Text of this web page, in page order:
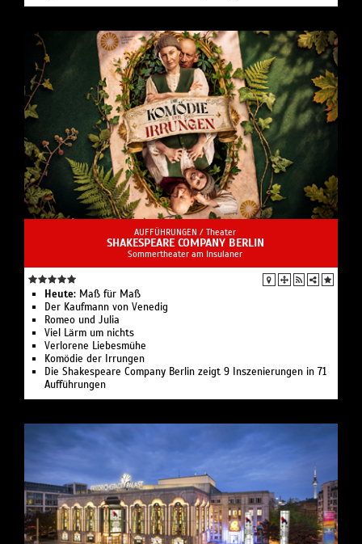
AUFFÜHRUNGEN / Theater
SHAKESPEARE COMPANY BERLIN
Sommertheater am Insulaner
Heute: Maß für Maß
Der Kaufmann von Venedig
Romeo und Julia
Viel Lärm um nichts
Verlorene Liebesmühe
Komödie der Irrungen
Die Shakespeare Company Berlin zeigt 9 Inszenierungen in 71
Aufführungen